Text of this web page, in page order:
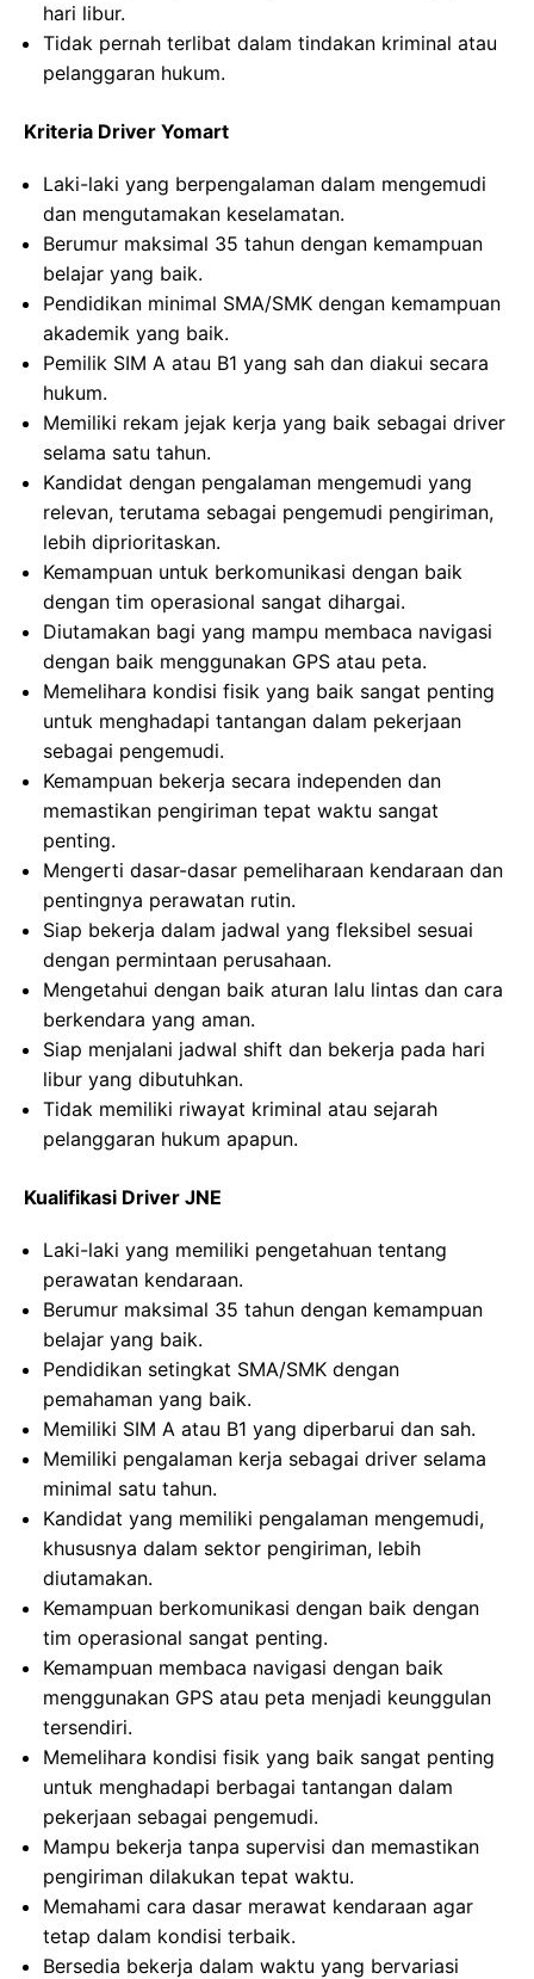
hari libur.
Tidak pernah terlibat dalam tindakan kriminal atau
pelanggaran hukum.
Kriteria Driver Yomart
Laki-laki yang berpengalaman dalam mengemudi
dan mengutamakan keselamatan.
Berumur maksimal 35 tahun dengan kemampuan
belajar yang baik.
Pendidikan minimal SMA/SMK dengan kemampuan
akademik yang baik.
Pemilik SIM A atau B1 yang sah dan diakui secara
hukum.
Memiliki rekam jejak kerja yang baik sebagai driver
selama satu tahun.
Kandidat dengan pengalaman mengemudi yang
relevan, terutama sebagai pengemudi pengiriman,
lebih diprioritaskan.
Kemampuan untuk berkomunikasi dengan baik
dengan tim operasional sangat dihargai.
Diutamakan bagi yang mampu membaca navigasi
dengan baik menggunakan GPS atau peta.
Memelihara kondisi fisik yang baik sangat penting
untuk menghadapi tantangan dalam pekerjaan
sebagai pengemudi.
Kemampuan bekerja secara independen dan
memastikan pengiriman tepat waktu sangat
penting.
Mengerti dasar-dasar pemeliharaan kendaraan dan
pentingnya perawatan rutin.
Siap bekerja dalam jadwal yang fleksibel sesuai
dengan permintaan perusahaan.
Mengetahui dengan baik aturan lalu lintas dan cara
berkendara yang aman.
Siap menjalani jadwal shift dan bekerja pada hari
libur yang dibutuhkan.
Tidak memiliki riwayat kriminal atau sejarah
pelanggaran hukum apapun.
Kualifikasi Driver JNE
Laki-laki yang memiliki pengetahuan tentang
perawatan kendaraan.
Berumur maksimal 35 tahun dengan kemampuan
belajar yang baik.
Pendidikan setingkat SMA/SMK dengan
pemahaman yang baik.
Memiliki SIM A atau B1 yang diperbarui dan sah.
Memiliki pengalaman kerja sebagai driver selama
minimal satu tahun.
Kandidat yang memiliki pengalaman mengemudi,
khususnya dalam sektor pengiriman, lebih
diutamakan.
Kemampuan berkomunikasi dengan baik dengan
tim operasional sangat penting.
Kemampuan membaca navigasi dengan baik
menggunakan GPS atau peta menjadi keunggulan
tersendiri.
Memelihara kondisi fisik yang baik sangat penting
untuk menghadapi berbagai tantangan dalam
pekerjaan sebagai pengemudi.
Mampu bekerja tanpa supervisi dan memastikan
pengiriman dilakukan tepat waktu.
Memahami cara dasar merawat kendaraan agar
tetap dalam kondisi terbaik.
Bersedia bekerja dalam waktu yang bervariasi